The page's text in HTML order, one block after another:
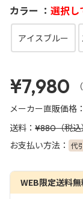
カラー ： 選択し
アイスブルー
¥7,980
メーカー直販価格：
送料： ¥880（税
お支払い方法： 代
WEB限定送料